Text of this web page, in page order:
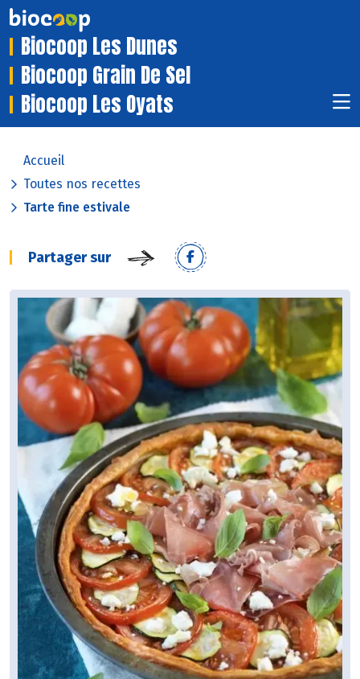
Biocoop Les Dunes
Biocoop Grain De Sel
Biocoop Les Oyats
Accueil
Toutes nos recettes
Tarte fine estivale
Partager sur